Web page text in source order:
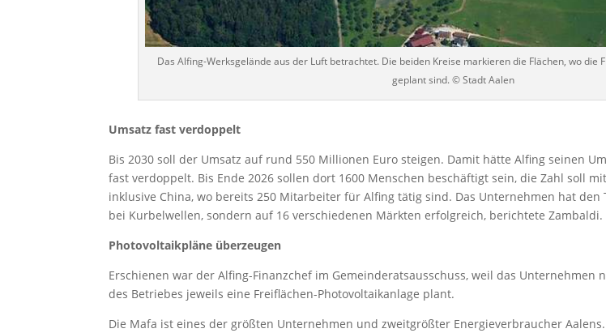
Das Alfing-Werksgelände aus der Luft betrachtet. Die beiden Kreise markieren die Flächen, wo die
geplant sind. © Stadt Aalen
Umsatz fast verdoppelt
Bis 2030 soll der Umsatz auf rund 550 Millionen Euro steigen. Damit hätte Alfing seinen
fast verdoppelt. Bis Ende 2026 sollen dort 1600 Menschen beschäftigt sein, die Zahl soll
inklusive China, wo bereits 250 Mitarbeiter für Alfing tätig sind. Das Unternehmen hat
bei Kurbelwellen, sondern auf 16 verschiedenen Märkten erfolgreich, berichtete Zambaldi.
Photovoltaikpläne überzeugen
Erschienen war der Alfing-Finanzchef im Gemeinderatsausschuss, weil das
des Betriebes jeweils eine Freiflächen-Photovoltaikanlage plant.
Die Mafa ist eines der größten Unternehmen und zweitgrößter Energieverbraucher